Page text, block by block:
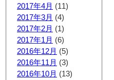
2017年4月 (11)
2017年3月 (4)
2017年2月 (1)
2017年1月 (6)
2016年12月 (5)
2016年11月 (3)
2016年10月 (13)